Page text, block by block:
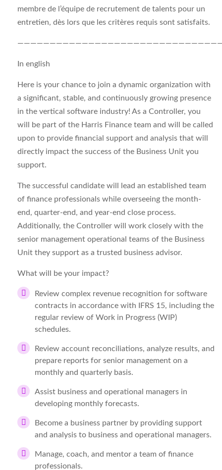
membre de l’équipe de recrutement de talents pour un
entretien, dès lors que les critères requis sont satisfaits.
In english
Here is your chance to join a dynamic organization with
a significant, stable, and continuously growing presence
in the vertical software industry! As a Controller, you
will be part of the Harris Finance team and will be called
upon to provide financial support and analysis that will
directly impact the success of the Business Unit you
support.
The successful candidate will lead an established team
of finance professionals while overseeing the month-
end, quarter-end, and year-end close process.
Additionally, the Controller will work closely with the
senior management operational teams of the Business
Unit they support as a trusted business advisor.
What will be your impact?
Review complex revenue recognition for software
contracts in accordance with IFRS 15, including the
regular review of Work in Progress (WIP)
schedules.
Review account reconciliations, analyze results, and
prepare reports for senior management on a
monthly and quarterly basis.
Assist business and operational managers in
developing monthly forecasts.
Become a business partner by providing support
and analysis to business and operational managers.
Manage, coach, and mentor a team of finance
professionals.